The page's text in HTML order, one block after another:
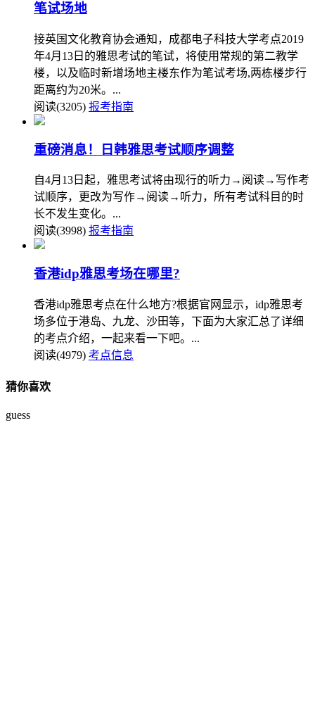
笔试场地
接英国文化教育协会通知，成都电子科技大学考点2019
年4月13日的雅思考试的笔试，将使用常规的第二教学
楼，以及临时新增场地主楼东作为笔试考场,两栋楼步行
距离约为20米。...
阅读(3205) 报考指南
重磅消息！日韩雅思考试顺序调整
自4月13日起，雅思考试将由现行的听力→阅读→写作考
试顺序，更改为写作→阅读→听力，所有考试科目的时
长不发生变化。...
阅读(3998) 报考指南
香港idp雅思考场在哪里?
香港idp雅思考点在什么地方?根据官网显示，idp雅思考
场多位于港岛、九龙、沙田等，下面为大家汇总了详细
的考点介绍，一起来看一下吧。...
阅读(4979) 考点信息
猜你喜欢
guess